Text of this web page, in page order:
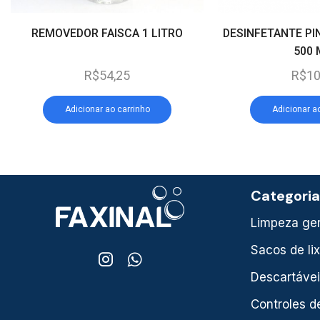
REMOVEDOR FAISCA 1 LITRO
R$54,25
Adicionar ao carrinho
DESINFETANTE
500
R$
Adicionar
Limpeza
Sacos de
Controles